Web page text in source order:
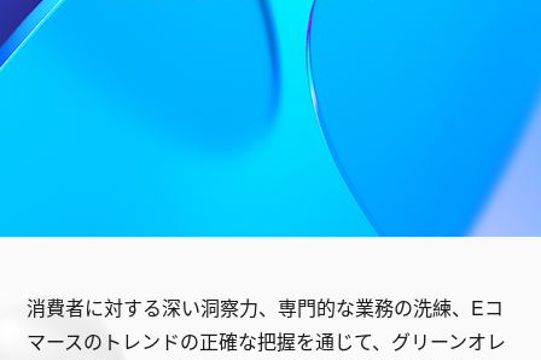
消費者に対する深い洞察力、専門的な業務の洗練、Eコ
マースのトレンドの正確な把握を通じて、グリーンオレ